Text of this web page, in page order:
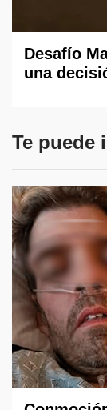
Desafío
una
Te puede